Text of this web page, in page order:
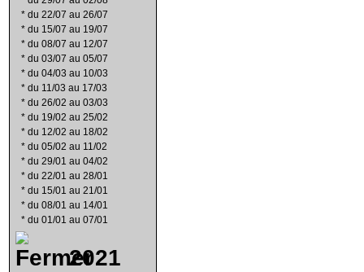
* du 22/07 au 26/07
* du 15/07 au 19/07
* du 08/07 au 12/07
* du 03/07 au 05/07
* du 04/03 au 10/03
* du 11/03 au 17/03
* du 26/02 au 03/03
* du 19/02 au 25/02
* du 12/02 au 18/02
* du 05/02 au 11/02
* du 29/01 au 04/02
* du 22/01 au 28/01
* du 15/01 au 21/01
* du 08/01 au 14/01
* du 01/01 au 07/01
2021